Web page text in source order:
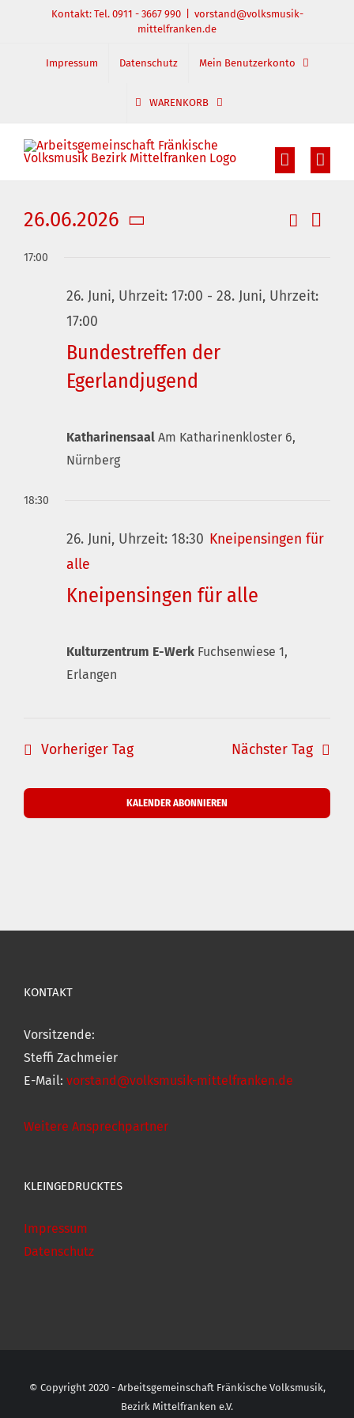
springen
Kontakt: Tel. 0911 - 3667 990
vorstand@volksmusik-
mittelfranken.de
Impressum Datenschutz Mein Benutzerkonto
WARENKORB
Suche
Tag
26.06.2026
wählen.
17:00
Bundestreffen der
Egerlandjugend
26. Juni, Uhrzeit: 17:00 - 28. Juni, Uhrzeit:
17:00
Katharinensaal Am Katharinenkloster 6,
Nürnberg
18:30
Kneipensingen für alle
26. Juni, Uhrzeit: 18:30 Kneipensingen für
alle
Kulturzentrum E-Werk Fuchsenwiese 1,
Erlangen
Vorheriger Tag Nächster Tag
KALENDER ABONNIEREN
KONTAKT
Vorsitzende:
Steffi Zachmeier
E-Mail: vorstand@volksmusik-mittelfranken.de
Weitere Ansprechpartner
KLEINGEDRUCKTES
Impressum
Datenschutz
© Copyright 2020 - Arbeitsgemeinschaft Fränkische Volksmusik,
Bezirk Mittelfranken e.V.